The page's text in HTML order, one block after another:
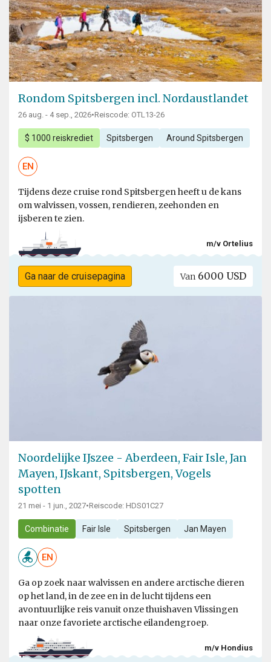
Rondom Spitsbergen incl. Nordaustlandet
26 aug. - 4 sep., 2026•Reiscode: OTL13-26
$ 1000 reiskrediet Spitsbergen Around Spitsbergen
EN
Tijdens deze cruise rond Spitsbergen heeft u de kans
om walvissen, vossen, rendieren, zeehonden en
ijsberen te zien.
m/v Ortelius
Ga naar de cruisepagina Van 6000 USD
Noordelijke IJszee - Aberdeen, Fair Isle, Jan
Mayen, IJskant, Spitsbergen, Vogels
spotten
21 mei - 1 jun., 2027•Reiscode: HDS01C27
Combinatie Fair Isle Spitsbergen Jan Mayen
EN
Ga op zoek naar walvissen en andere arctische dieren
op het land, in de zee en in de lucht tijdens een
avontuurlijke reis vanuit onze thuishaven Vlissingen
naar onze favoriete arctische eilandengroep.
m/v Hondius